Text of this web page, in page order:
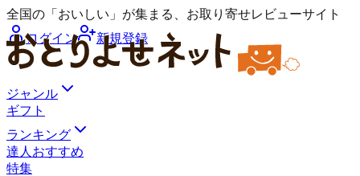
全国の「おいしい」が集まる、お取り寄せレビューサイト
ログイン
新規登録
ジャンル
ギフト
ランキング
達人おすすめ
特集